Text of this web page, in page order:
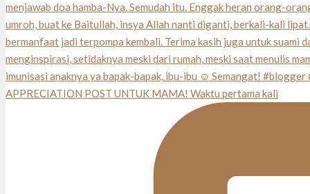
APPRECIATION POST UNTUK MAMA! Waktu pertama kali